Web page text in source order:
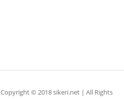
Copyright © 2018 sikeri.net | All Rights